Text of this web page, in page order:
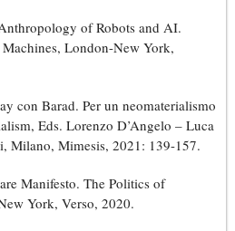
of Robots and AI.
London-New York,
con Barad. Per un neomaterialismo
Eds. Lorenzo D’Angelo – Luca
Milano, Mimesis, 2021: 139-157.
Manifesto. The Politics of
York, Verso, 2020.